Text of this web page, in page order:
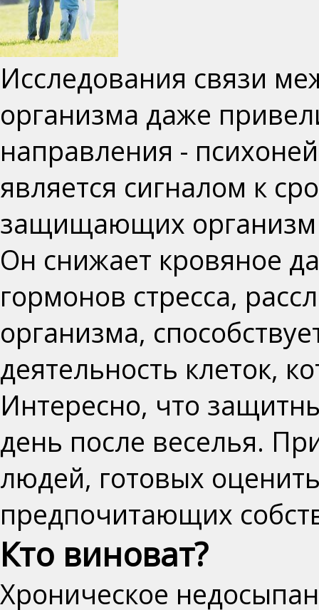
Исследования связи
организма даже
направления -
является сигналом к
защищающих организм
Он снижает кровяное
гормонов стресса,
организма,
деятельность клеток,
Интересно, что
день после веселья.
людей, готовых
предпочитающих
Кто виноват?
Хроническое